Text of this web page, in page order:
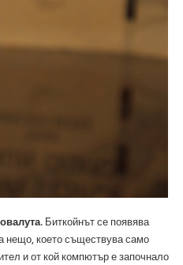
. Биткойнът се появява
нещо, което съществува само
и от кой компютър е започнало